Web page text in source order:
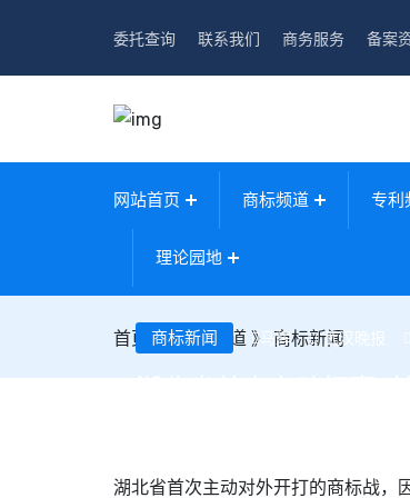
委托查询 联系我们 商务服务 备案
网站首页 商标频道 专利
理论园地
首页 》商标频道 》商标新闻
商标新闻 马辉 武汉晚报
湖北省首次主动对外开打的商标战，